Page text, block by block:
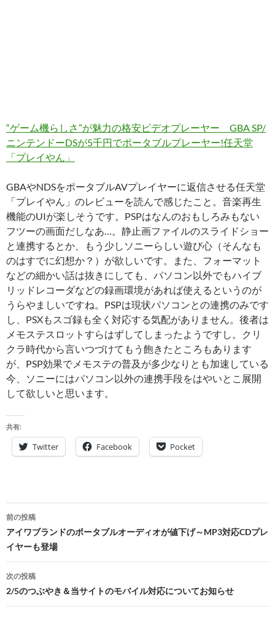
“ゲーム機らしさ”が魅力の格安ビデオプレーヤー GBA SP/
ニンテンドーDSが5千円でポータブルプレーヤー!任天堂
「プレイやん」
GBAやNDSをポータブルAVプレイヤーに返信させる任天堂
「プレイやん」のレビューを読んで感じたこと。音楽再生
機能のUIが楽しそうです。PSPはなんのおもしろみもない
フツーの画面だしなあ…。静止画ファイルのスライドショー
と連携するとか、もう少しソニーらしい遊び心（そんなも
のはすでに幻想か？）が欲しいです。また、フォーマット
などの細かい話は抜きにしても、パソコン以外でもハイブ
リッドレコーダなどの録画環境があれば使えるというのが
うらやましいですね。PSPは現状パソコンとの連携のみです
し、PSXもスゴ録も全く対応する気配がありません。後者は
メモステスロットすらはずしてしまったようですし。クリ
クラ時代から言いつづけてもう飽きたところもあります
が、PSP効果でメモステの普及が多少なりとも加速している
今、ソニーにはパソコン以外の連携手段をはやいとこ展開
して欲しいと思います。
共有:
Twitter Facebook Pocket
投
稿
ナ
ビ
ゲ
前の投稿
アイワブランドのポータブルオーディオが値下げ～MP3対応CDプレ
イヤーも登場
次の投稿
2/5のつぶやき＆当サイトのモバイル対応についてお知らせ